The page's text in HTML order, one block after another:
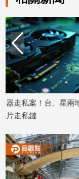
專
區
合
作
媒
體
投
稿
專
王鴻薇轟促轉基
正義還是轉型側翼